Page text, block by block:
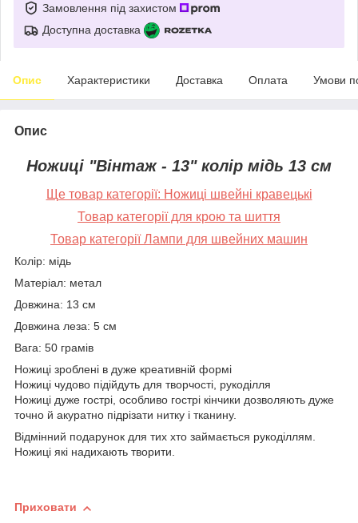
Замовлення під захистом
Доступна доставка
Опис Характеристики Доставка Оплата Умови
Опис
Ножиці "Вінтаж - 13" колір мідь 13 см
Ще товар категорії: Ножиці швейні кравецькі
Товар категорії для крою та шиття
Товар категорії Лампи для швейних машин
Колір: мідь
Матеріал: метал
Довжина: 13 см
Довжина леза: 5 см
Вага: 50 грамів
Ножиці зроблені в дуже креативній формі
Ножиці чудово підійдуть для творчості, рукоділля
Ножиці дуже гострі, особливо гострі кінчики дозволяють дуже
точно й акуратно підрізати нитку і тканину.
Відмінний подарунок для тих хто займається рукоділлям.
Ножиці які надихають творити.
Приховати